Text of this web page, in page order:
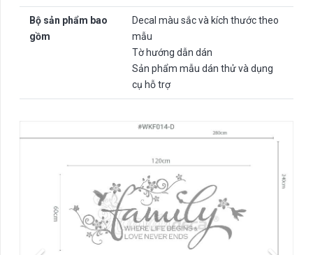
Bộ sản phẩm bao
gồm
Decal màu sắc và kích thước theo
mẫu
Tờ hướng dẫn dán
Sản phẩm mẫu dán thử và dụng
cụ hỗ trợ